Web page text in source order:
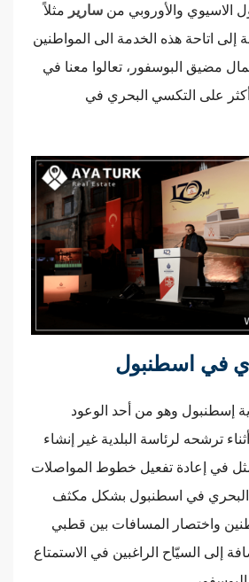
الاسيوي والأوروبي من سارير مثلاً
إلى اتاحة هذه الخدمة الى المواطنين
مضيق البوسفور، تعالوا معنا في
على التكسي البحري في
في اسطنبول
إسطنبول وهو من أحد الوعود
أثناء ترشحه لرئاسة البلدية غير إنشاء
في إعادة تفعيل خطوط المواصلات
البحري في اسطنبول بشكل مكثف
واختصار المسافات بين قطبي
إلى السيّاح الراغبين في الاستمتاع